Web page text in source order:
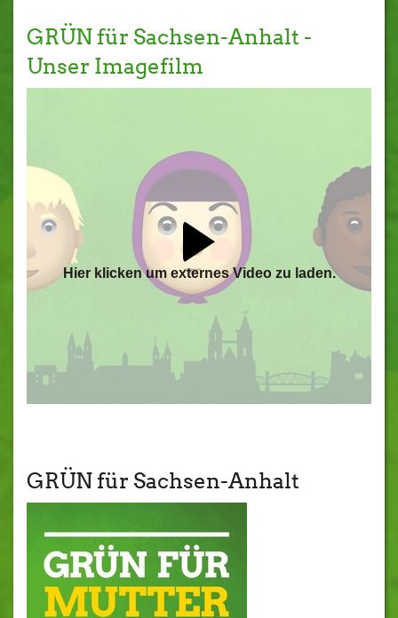
GRÜN für Sachsen-Anhalt -
Unser Imagefilm
Hier klicken um externes Video zu laden.
GRÜN für Sachsen-Anhalt